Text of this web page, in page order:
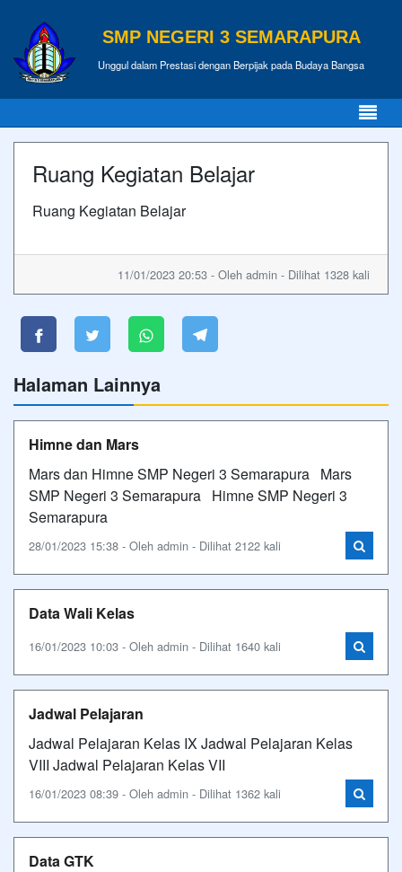
SMP NEGERI 3 SEMARAPURA
Unggul dalam Prestasi dengan Berpijak pada Budaya Bangsa
Ruang Kegiatan Belajar
Ruang Kegiatan Belajar
11/01/2023 20:53 - Oleh admin - Dilihat 1328 kali
Halaman Lainnya
Himne dan Mars
Mars dan Himne SMP Negeri 3 Semarapura Mars
SMP Negeri 3 Semarapura Himne SMP Negeri 3
Semarapura
28/01/2023 15:38 - Oleh admin - Dilihat 2122 kali
Data Wali Kelas
16/01/2023 10:03 - Oleh admin - Dilihat 1640 kali
Jadwal Pelajaran
Jadwal Pelajaran Kelas IX Jadwal Pelajaran Kelas
VIII Jadwal Pelajaran Kelas VII
16/01/2023 08:39 - Oleh admin - Dilihat 1362 kali
Data GTK